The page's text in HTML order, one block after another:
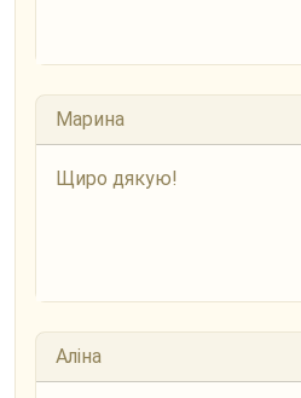
Марина
Щиро дякую!
Аліна